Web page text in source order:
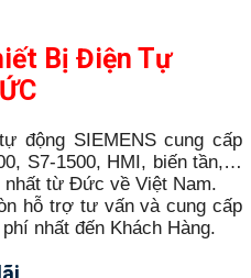
Bị Điện Tự
động SIEMENS cung cấp
S7-1500, HMI, biến tần,…
từ Đức về Việt Nam.
hỗ trợ tư vấn và cung cấp
nhất đến Khách Hàng.